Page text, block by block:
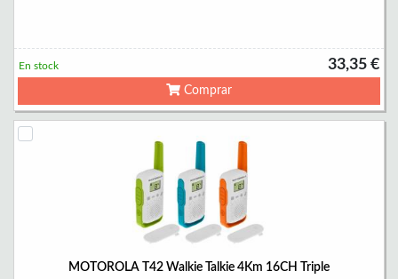
33,35 €
En stock
Comprar
MOTOROLA T42 Walkie Talkie 4Km 16CH Triple